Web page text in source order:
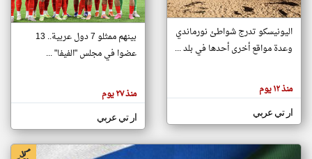
تغيير الدولة
اخبار جزر القمر على مدار الساعة
أهم اخبار جزر القمر العاجلة والمباشرة
هنا عن
وجهة
كاتبيها.
اليونيسكو تدرج شواطئ نورماندي
وعدة مواقع أخرى أحدها في بلد ...
منذ ١٢ يوم
ار تي عربي
بينهم ممثلو 7 دول عربية.. 13
عضوا في مجلس "الفيفا" ...
منذ ٢٧ يوم
ار تي عربي
klyoum.com